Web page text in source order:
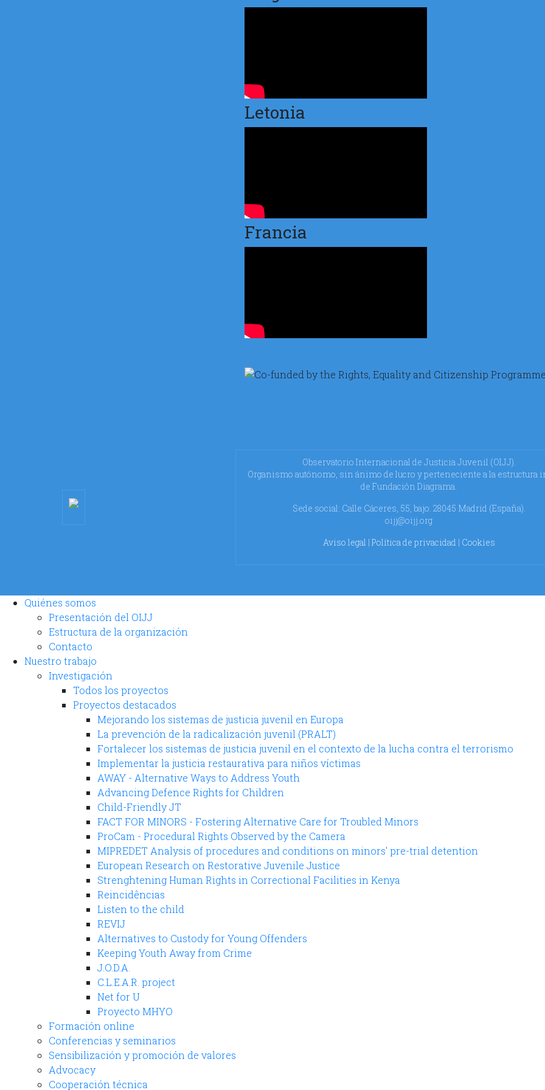
Letonia
Francia
Observatorio Internacional de Justicia Juvenil (OIJJ).
Organismo autónomo, sin ánimo de lucro y perteneciente a la estructura
de Fundación Diagrama.
Sede social: Calle Cáceres, 55, bajo. 28045 Madrid (España).
oijj@oijj.org
Aviso legal | Política de privacidad | Cookies
Quiénes somos
Presentación del OIJJ
Estructura de la organización
Contacto
Nuestro trabajo
Investigación
Todos los proyectos
Proyectos destacados
Mejorando los sistemas de justicia juvenil en Europa
La prevención de la radicalización juvenil (PRALT)
Fortalecer los sistemas de justicia juvenil en el contexto de la lucha contra el terrorismo
Implementar la justicia restaurativa para niños víctimas
AWAY - Alternative Ways to Address Youth
Advancing Defence Rights for Children
Child-Friendly JT
FACT FOR MINORS - Fostering Alternative Care for Troubled Minors
ProCam - Procedural Rights Observed by the Camera
MIPREDET Analysis of procedures and conditions on minors' pre-trial detention
European Research on Restorative Juvenile Justice
Strenghtening Human Rights in Correctional Facilities in Kenya
Reincidências
Listen to the child
REVIJ
Alternatives to Custody for Young Offenders
Keeping Youth Away from Crime
J.O.D.A.
C.L.E.A.R. project
Net for U
Proyecto MHYO
Formación online
Conferencias y seminarios
Sensibilización y promoción de valores
Advocacy
Cooperación técnica